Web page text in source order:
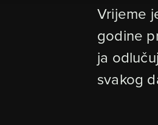
Vrijeme
godine
ja
svakog